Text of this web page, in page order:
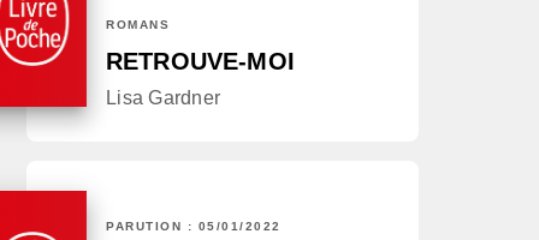
ROMANS
RETROUVE-MOI
Lisa Gardner
PARUTION : 05/01/2022